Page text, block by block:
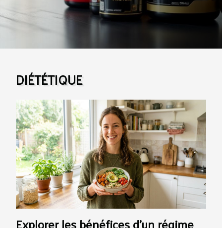
fabrication du fromage, la whey est extraite du
lactosérum, une fraction liquide du lait séparée de la
caséine. Ce processus garantit une forte
DIÉTÉTIQUE